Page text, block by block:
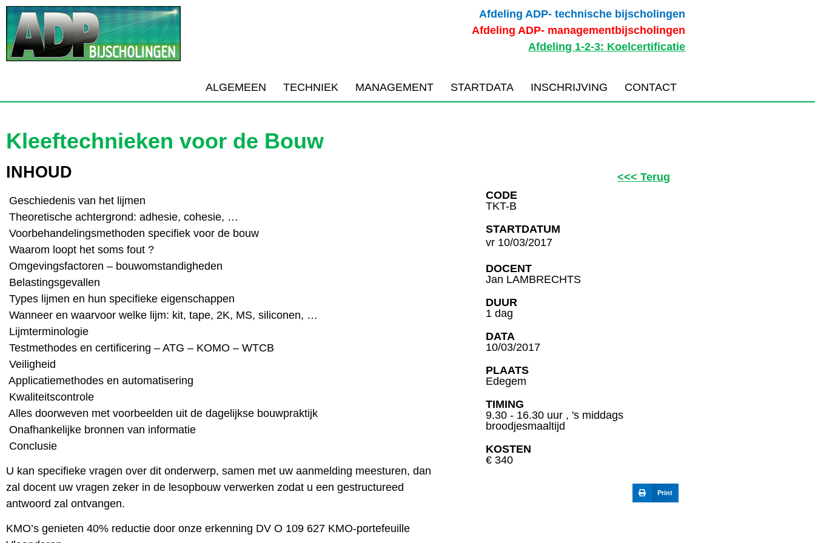
Afdeling ADP- technische bijscholingen
Afdeling ADP- managementbijscholingen
Afdeling 1-2-3: Koelcertificatie
ALGEMEEN TECHNIEK MANAGEMENT STARTDATA INSCHRIJVING CONTACT
Kleeftechnieken voor de Bouw
INHOUD
 Geschiedenis van het lijmen
 Theoretische achtergrond: adhesie, cohesie, …
 Voorbehandelingsmethoden specifiek voor de bouw
 Waarom loopt het soms fout ?
 Omgevingsfactoren – bouwomstandigheden
 Belastingsgevallen
 Types lijmen en hun specifieke eigenschappen
 Wanneer en waarvoor welke lijm: kit, tape, 2K, MS, siliconen, …
 Lijmterminologie
 Testmethodes en certificering – ATG – KOMO – WTCB
 Veiligheid
 Applicatiemethodes en automatisering
 Kwaliteitscontrole
 Alles doorweven met voorbeelden uit de dagelijkse bouwpraktijk
 Onafhankelijke bronnen van informatie
 Conclusie
U kan specifieke vragen over dit onderwerp, samen met uw aanmelding meesturen, dan
zal docent uw vragen zeker in de lesopbouw verwerken zodat u een gestructureed
antwoord zal ontvangen.
KMO’s genieten 40% reductie door onze erkenning DV O 109 627 KMO-portefeuille
<<< Terug
CODE
TKT-B
STARTDATUM
vr 10/03/2017
DOCENT
Jan LAMBRECHTS
DUUR
1 dag
DATA
10/03/2017
PLAATS
Edegem
TIMING
9.30 - 16.30 uur , 's middags
broodjesmaaltijd
KOSTEN
€ 340
Print